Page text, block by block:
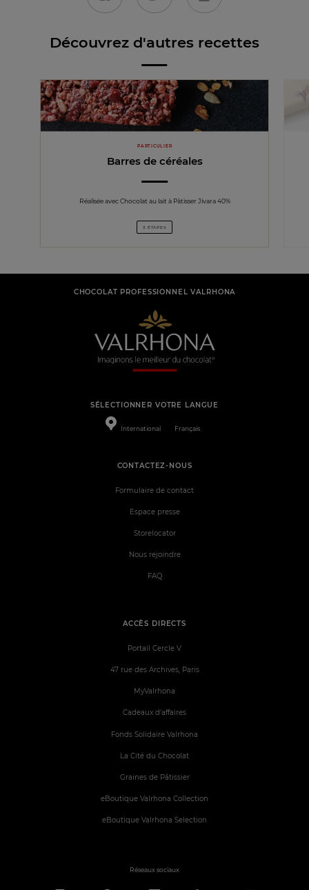
Découvrez d'autres recettes
PARTICULIER
Barres de céréales
Réalisée avec Chocolat au lait à Pâtisser Jivara 40%
3 ÉTAPES
CHOCOLAT PROFESSIONNEL VALRHONA
SÉLECTIONNER VOTRE LANGUE
International Français
ACCÈS DIRECTS
Portail Cercle V
47 rue des Archives, Paris
MyValrhona
Cadeaux d'affaires
Fonds Solidaire Valrhona
La Cité du Chocolat
Graines de Pâtissier
eBoutique Valrhona Collection
eBoutique Valrhona Selection
CONTACTEZ-NOUS
Formulaire de contact
Espace presse
Storelocator
Nous rejoindre
FAQ
Réseaux sociaux